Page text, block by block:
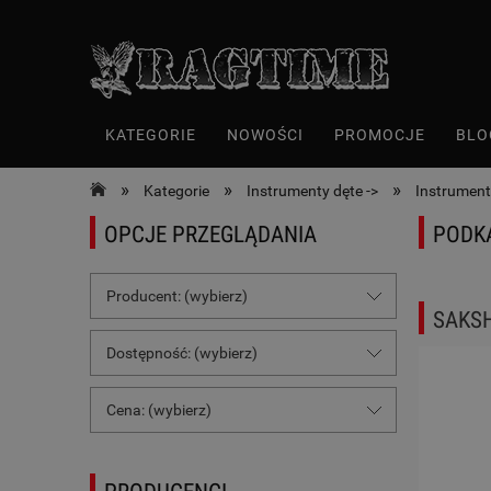
KATEGORIE NOWOŚCI PROMOCJE
» Kategorie » Instrumenty dęte -> »
OPCJE PRZEGLĄDANIA
Producent: (wybierz)
Dostępność: (wybierz)
Cena: (wybierz)